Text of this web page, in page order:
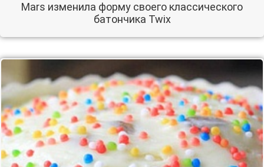
Mars изменила форму своего классического
батончика Twix